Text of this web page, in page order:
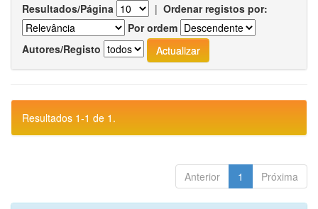
Resultados/Página | Ordenar registos por:
Por ordem
Autores/Registo
Resultados 1-1 de 1.
Anterior 1 Próxima